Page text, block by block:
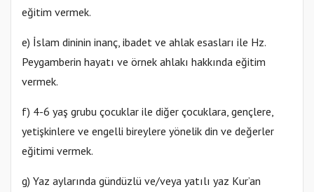
eğitim vermek.
e) İslam dininin inanç, ibadet ve ahlak esasları ile Hz.
Peygamberin hayatı ve örnek ahlakı hakkında eğitim
vermek.
f) 4-6 yaş grubu çocuklar ile diğer çocuklara, gençlere,
yetişkinlere ve engelli bireylere yönelik din ve değerler
eğitimi vermek.
g) Yaz aylarında gündüzlü ve/veya yatılı yaz Kur’an